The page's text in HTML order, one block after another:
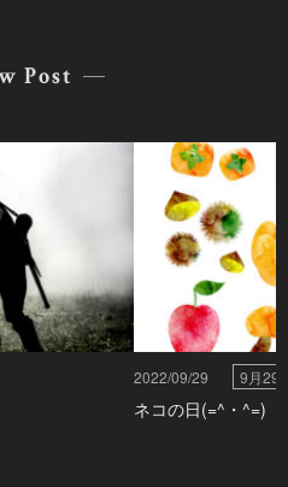
Post
2022/09/29 9月29
ネコの日(=^・^=)